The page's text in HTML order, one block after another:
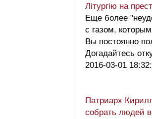
Літургію на
Еще более
с газом, которым
Вы постоянно
Догадайтесь
2016-03-01
Патриарх
собрать людей